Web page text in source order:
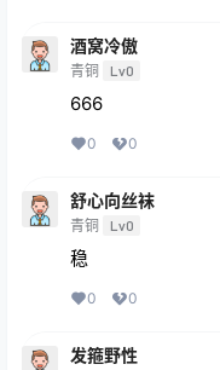
酒窝冷傲
青铜 Lv0
666
0 0
舒心向丝袜
青铜 Lv0
稳
0 0
发箍野性